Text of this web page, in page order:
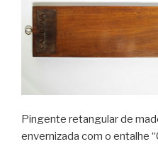
Pingente retangular de
envernizada com o entalhe